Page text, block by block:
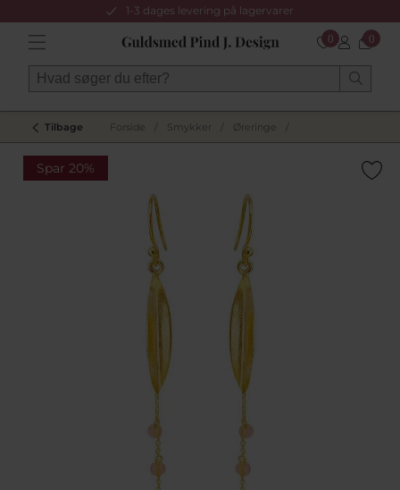
1-3 dages levering på lagervarer
0 0
Tilbage Forside Smykker Øreringe
Spar 20%